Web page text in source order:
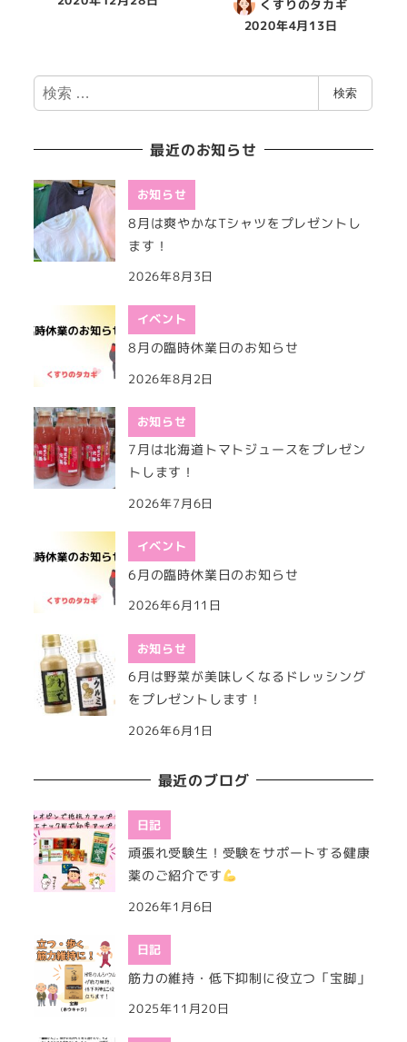
くすりのタカギ
2020年4月13日
検
索
検索
最近のお知らせ
お知らせ
8月は爽やかなTシャツをプレゼントし
ます！
2026年8月3日
イベント
8月の臨時休業日のお知らせ
2026年8月2日
お知らせ
7月は北海道トマトジュースをプレゼン
トします！
2026年7月6日
イベント
6月の臨時休業日のお知らせ
2026年6月11日
お知らせ
6月は野菜が美味しくなるドレッシング
をプレゼントします！
2026年6月1日
最近のブログ
日記
頑張れ受験生！受験をサポートする健康
薬のご紹介です
2026年1月6日
日記
筋力の維持・低下抑制に役立つ「宝脚」
2025年11月20日